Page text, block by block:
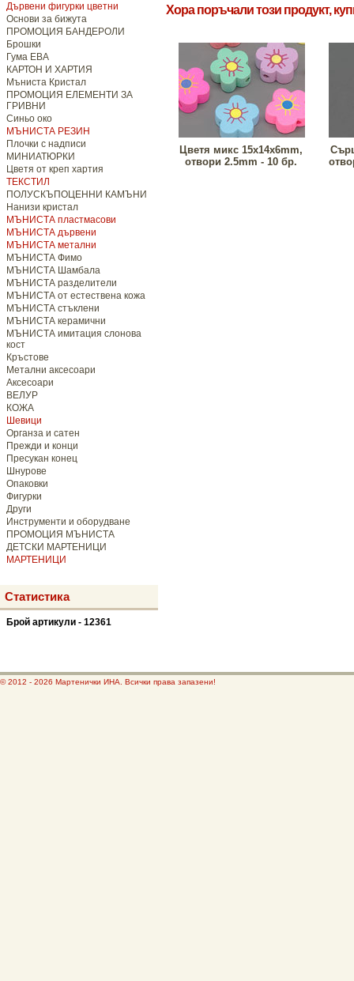
Дървени фигурки цветни
Основи за бижута
ПРОМОЦИЯ БАНДЕРОЛИ
Брошки
Гума ЕВА
КАРТОН И ХАРТИЯ
Мъниста Кристал
ПРОМОЦИЯ ЕЛЕМЕНТИ ЗА
ГРИВНИ
Синьо око
МЪНИСТА РЕЗИН
Плочки с надписи
МИНИАТЮРКИ
Цветя от креп хартия
ТЕКСТИЛ
ПОЛУСКЪПОЦЕННИ КАМЪНИ
Нанизи кристал
МЪНИСТА пластмасови
МЪНИСТА дървени
МЪНИСТА метални
МЪНИСТА Фимо
МЪНИСТА Шамбала
МЪНИСТА разделители
МЪНИСТА от естествена кожа
МЪНИСТА стъклени
МЪНИСТА керамични
МЪНИСТА имитация слонова
кост
Кръстове
Метални аксесоари
Аксесоари
ВЕЛУР
КОЖА
Шевици
Органза и сатен
Прежди и конци
Пресукан конец
Шнурове
Опаковки
Фигурки
Други
Инструменти и оборудване
ПРОМОЦИЯ МЪНИСТА
ДЕТСКИ МАРТЕНИЦИ
МАРТЕНИЦИ
Статистика
Брой артикули - 12361
Хора поръчали този продукт,
Цветя микс 15x14x6mm,
отвори 2.5mm - 10 бр.
© 2012 - 2026 Мартенички ИНА. Всички права запазени!